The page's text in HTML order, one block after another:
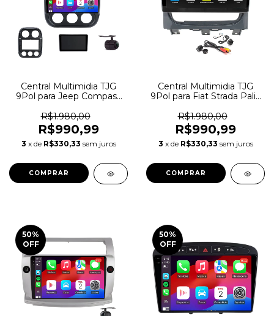
Central Multimidia TJG
9Pol para Jeep Compass
R$1.980,00
R$990,99
3 x de R$330,33 sem juros
Central Multimidia TJG
9Pol para Fiat Strada Palio
R$1.980,00
R$990,99
3 x de R$330,33 sem juros
50%
OFF
50%
OFF